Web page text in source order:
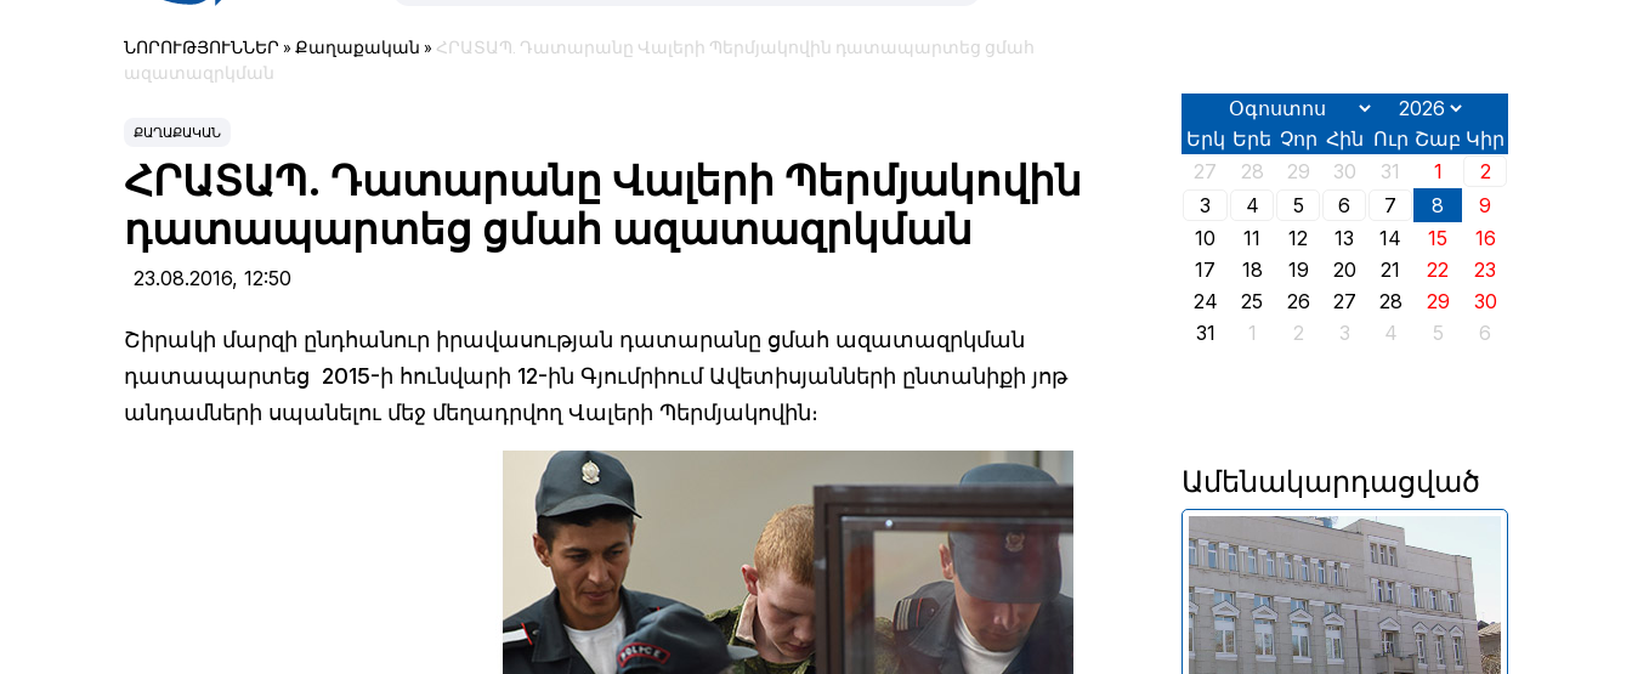
ՆՈՐՈՒԹՅՈՒՆՆԵՐ » Քաղաքական » ՀՐԱՏԱՊ. Դատարանը Վալերի Պերմյակովին դատապարտեց ցմահ
ազատազրկման
ՔԱՂԱՔԱԿԱՆ
ՀՐԱՏԱՊ. Դատարանը Վալերի Պերմյակովին
դատապարտեց ցմահ ազատազրկման
23.08.2016, 12:50
Շիրակի մարզի ընդհանուր իրավասության դատարանը ցմահ ազատազրկման
դատապարտեց 2015-ի հունվարի 12-ին Գյումրիում Ավետիսյանների ընտանիքի յոթ
անդամների սպանելու մեջ մեղադրվող Վալերի Պերմյակովին։
Երկ Երե Չոր Հին Ուր Շաբ Կիր
27
28 29 30 31 1
2
3
4 5 6 7 8
9
10
11 12 13 14 15
16
17
18 19 20 21 22
23
24
25 26 27 28 29
30
31
1 2 3 4 5 6
Ամենակարդացված
Անփոփոխ են մնացել նաև
լոմբարդային ռեպոն՝ 8% և
դրամական միջոցների
ներգրավման տոկոսադրույքը՝
5%